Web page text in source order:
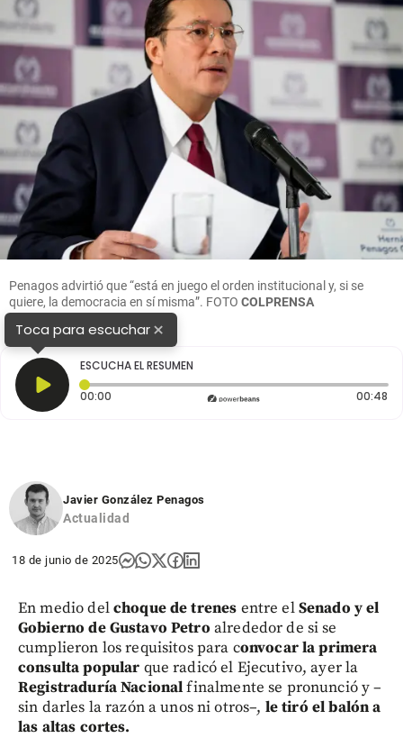
Penagos advirtió que “está en juego el orden institucional y, si se
quiere, la democracia en sí misma”. FOTO COLPRENSA
Toca para escuchar×
ESCUCHA EL RESUMEN
00:00 Tiempo transcurrido: 0 segundos 00:48
Javier González Penagos
Actualidad
18 de junio de 2025
En medio delchoque de trenes entre elSenado y el
Gobierno de Gustavo Petro alrededor de si se
cumplieron los requisitos para convocar la primera
consulta popular que radicó el Ejecutivo, ayer la
Registraduría Nacionalfinalmente se pronunció y –
sin darles la razón a unos ni otros–, le tiró el balón a
las altas cortes.